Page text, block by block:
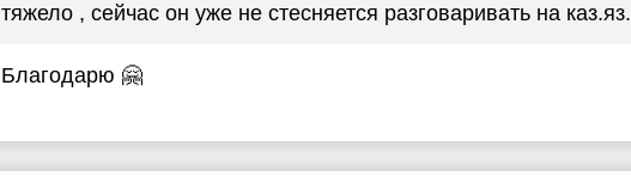
тяжело , сейчас он уже не стесняется разговаривать на каз.яз.
Благодарю 🤗